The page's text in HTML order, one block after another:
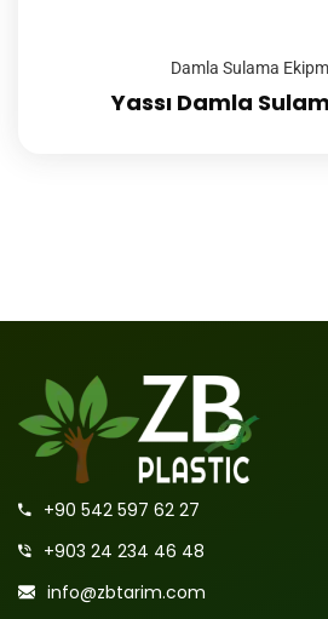
Damla Sulama
Yassı Damla
+90 542 597 62 27
+903 24 234 46 48
info@zbtarim.com